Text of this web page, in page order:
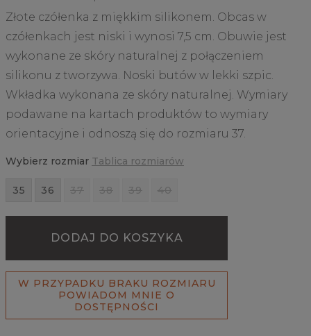
Złote czółenka z miękkim silikonem. Obcas w
czółenkach jest niski i wynosi 7,5 cm. Obuwie jest
wykonane ze skóry naturalnej z połączeniem
silikonu z tworzywa. Noski butów w lekki szpic.
Wkładka wykonana ze skóry naturalnej. Wymiary
podawane na kartach produktów to wymiary
orientacyjne i odnoszą się do rozmiaru 37.
Wybierz rozmiar Tablica rozmiarów
35 36 37 38 39 40
DODAJ DO KOSZYKA
W PRZYPADKU BRAKU ROZMIARU
POWIADOM MNIE O
DOSTĘPNOŚCI